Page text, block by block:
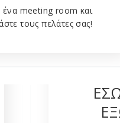
ένα meeting room και
τους πελάτες σας!